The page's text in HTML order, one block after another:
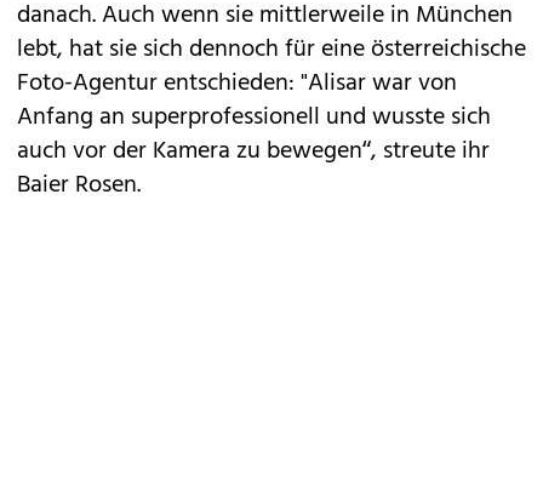
danach. Auch wenn sie mittlerweile in München
lebt, hat sie sich dennoch für eine österreichische
Foto-Agentur entschieden: "Alisar war von
Anfang an superprofessionell und wusste sich
auch vor der Kamera zu bewegen“, streute ihr
Baier Rosen.